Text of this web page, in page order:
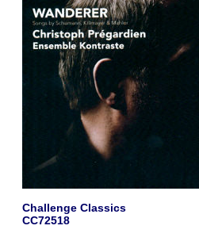
Challenge Classics
CC72518